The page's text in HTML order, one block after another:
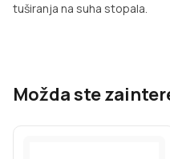
tuširanja na suha stopala.
Možda ste